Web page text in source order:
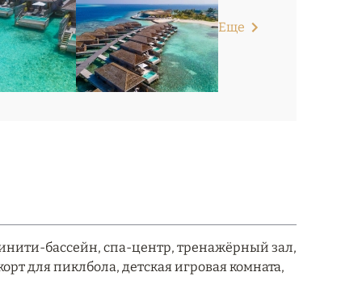
Еще
бассейн, спа-центр, тренажёрный зал,
для пиклбола, детская игровая комната,